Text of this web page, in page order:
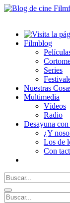
Filmblog
Series
Nuestras
Multimedia
Vídeos
Radio
Desayuna
¿Y
Los de
Con